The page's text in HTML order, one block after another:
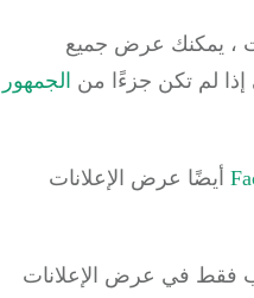
يمكنك عرض جميع
لم تكن جزءًا منالجمهور
عرض الإعلانات
في عرض الإعلانات